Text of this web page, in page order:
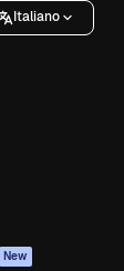
Italiano
New